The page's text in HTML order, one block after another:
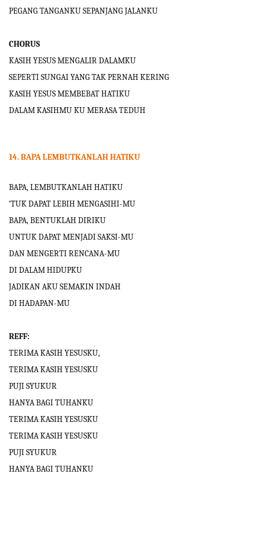
PEGANG TANGANKU SEPANJANG JALANKU
CHORUS
KASIH YESUS MENGALIR DALAMKU
SEPERTI SUNGAI YANG TAK PERNAH KERING
KASIH YESUS MEMBEBAT HATIKU
DALAM KASIHMU KU MERASA TEDUH
14. BAPA LEMBUTKANLAH HATIKU
BAPA, LEMBUTKANLAH HATIKU
‘TUK DAPAT LEBIH MENGASIHI-MU
BAPA, BENTUKLAH DIRIKU
UNTUK DAPAT MENJADI SAKSI-MU
DAN MENGERTI RENCANA-MU
DI DALAM HIDUPKU
JADIKAN AKU SEMAKIN INDAH
DI HADAPAN-MU
REFF:
TERIMA KASIH YESUSKU,
TERIMA KASIH YESUSKU
PUJI SYUKUR
HANYA BAGI TUHANKU
TERIMA KASIH YESUSKU
TERIMA KASIH YESUSKU
PUJI SYUKUR
HANYA BAGI TUHANKU